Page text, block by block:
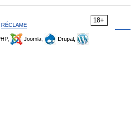
18+
RÉCLAME
Joomla,
Drupal,